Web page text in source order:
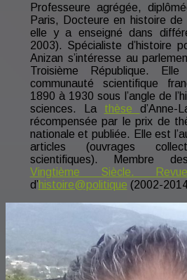
Professeure agrégée,
Paris, Docteure en histoire
elle y a enseigné dans
2003). Spécialiste d’histoire
Anizan s’intéresse au
Troisième République.
communauté scientifique
1890 à 1930 sous l’angle de
sciences. La thèse
récompensée par le prix de
nationale et publiée. Elle est
articles (ouvrages
scientifiques). Membre
Vingtième Siècle.
d’histoire@politique (2002-